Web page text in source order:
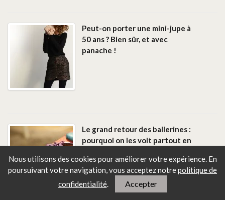
Nous utilisons des cookies pour améliorer votre expérience. En
poursuivant votre navigation, vous acceptez notrepolitique de
confidentialité. Accepter
Peut-on porter une mini-jupe à
50 ans ? Bien sûr, et avec
panache !
Le grand retour des ballerines :
pourquoi on les voit partout en